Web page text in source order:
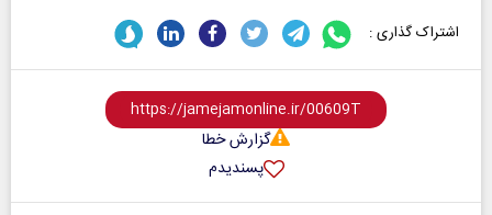
اشتراک گذاری :
گزارش خطا
پسندیدم